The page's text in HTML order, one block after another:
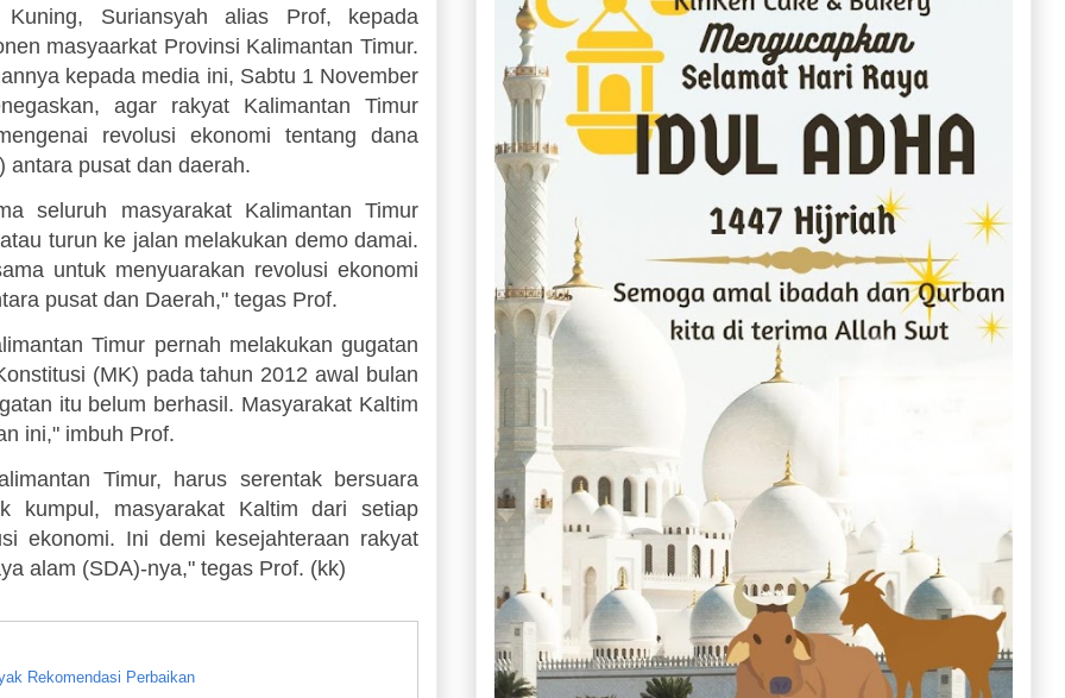
Kuning, Suriansyah alias Prof, kepada
masyaarkat Provinsi Kalimantan Timur.
kepada media ini, Sabtu 1 November
agar rakyat Kalimantan Timur
revolusi ekonomi tentang dana
antara pusat dan daerah.
seluruh masyarakat Kalimantan Timur
turun ke jalan melakukan demo damai.
untuk menyuarakan revolusi ekonomi
pusat dan Daerah," tegas Prof.
Timur pernah melakukan gugatan
(MK) pada tahun 2012 awal bulan
itu belum berhasil. Masyarakat Kaltim
ini," imbuh Prof.
Timur, harus serentak bersuara
kumpul, masyarakat Kaltim dari setiap
ekonomi. Ini demi kesejahteraan rakyat
alam (SDA)-nya," tegas Prof. (kk)
Rekomendasi Perbaikan